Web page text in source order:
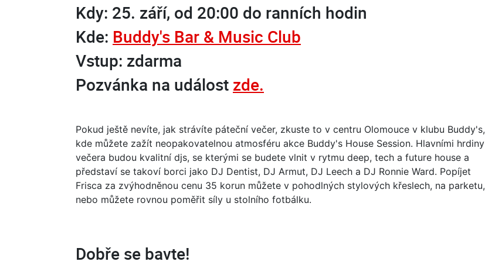
Kdy: 25. září, od 20:00 do ranních hodin
Kde: Buddy's Bar & Music Club
Vstup: zdarma
Pozvánka na událost zde.
Pokud ještě nevíte, jak strávíte páteční večer, zkuste to v centru Olomouce v klubu Buddy's,
kde můžete zažít neopakovatelnou atmosféru akce Buddy's House Session. Hlavními hrdiny
večera budou kvalitní djs, se kterými se budete vlnit v rytmu deep, tech a future house a
představí se takoví borci jako DJ Dentist, DJ Armut, DJ Leech a DJ Ronnie Ward. Popíjet
Frisca za zvýhodněnou cenu 35 korun můžete v pohodlných stylových křeslech, na parketu,
nebo můžete rovnou poměřit síly u stolního fotbálku.
Dobře se bavte!